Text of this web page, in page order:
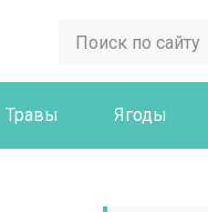
Травы Ягоды